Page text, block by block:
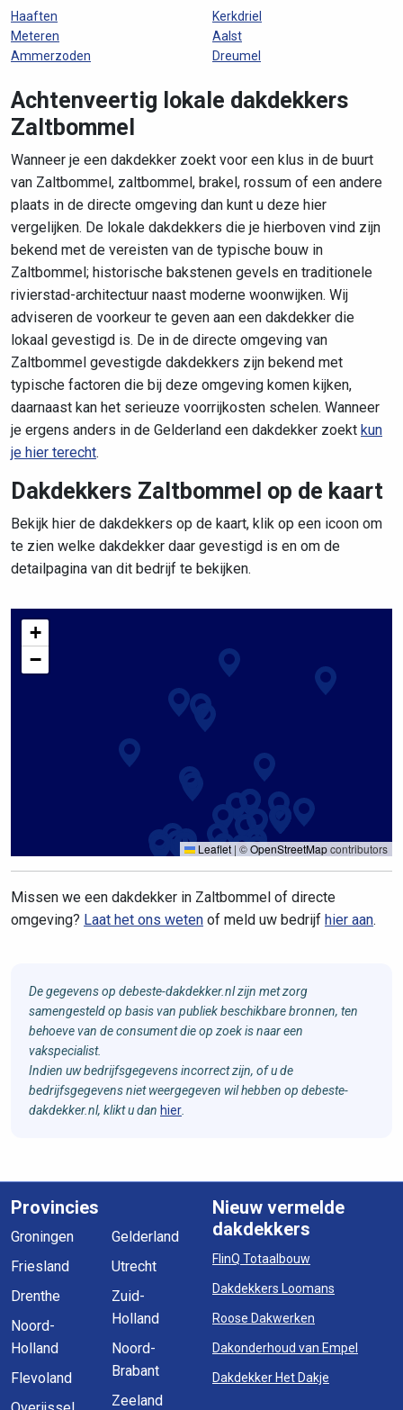
Haaften
Meteren
Ammerzoden
Kerkdriel
Aalst
Dreumel
Achtenveertig lokale dakdekkers
Zaltbommel
Wanneer je een dakdekker zoekt voor een klus in de buurt
van Zaltbommel, zaltbommel, brakel, rossum of een andere
plaats in de directe omgeving dan kunt u deze hier
vergelijken. De lokale dakdekkers die je hierboven vind zijn
bekend met de vereisten van de typische bouw in
Zaltbommel; historische bakstenen gevels en traditionele
rivierstad-architectuur naast moderne woonwijken. Wij
adviseren de voorkeur te geven aan een dakdekker die
lokaal gevestigd is. De in de directe omgeving van
Zaltbommel gevestigde dakdekkers zijn bekend met
typische factoren die bij deze omgeving komen kijken,
daarnaast kan het serieuze voorrijkosten schelen. Wanneer
je ergens anders in de Gelderland een dakdekker zoekt kun
je hier terecht.
Dakdekkers Zaltbommel op de kaart
Bekijk hier de dakdekkers op de kaart, klik op een icoon om
te zien welke dakdekker daar gevestigd is en om de
detailpagina van dit bedrijf te bekijken.
+
−
Leaflet | ©OpenStreetMapcontributors
Missen we een dakdekker in Zaltbommel of directe
omgeving? Laat het ons weten of meld uw bedrijf hier aan.
De gegevens op debeste-dakdekker.nl zijn met zorg
samengesteld op basis van publiek beschikbare bronnen, ten
behoeve van de consument die op zoek is naar een
vakspecialist.
Indien uw bedrijfsgegevens incorrect zijn, of u de
bedrijfsgegevens niet weergegeven wil hebben op debeste-
dakdekker.nl, klikt u dan hier
Provincies
Groningen
Friesland
Drenthe
Noord-
Holland
Flevoland
Gelderland
Utrecht
Zuid-
Holland
Noord-
Brabant
Zeeland
Nieuw vermelde
dakdekkers
FlinQ Totaalbouw
Dakdekkers Loomans
Roose Dakwerken
Dakonderhoud van Empel
Dakdekker Het Dakje